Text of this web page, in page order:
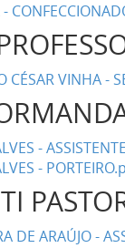
-
CÉSAR VINHA -
-
-
DE ARAÚJO -